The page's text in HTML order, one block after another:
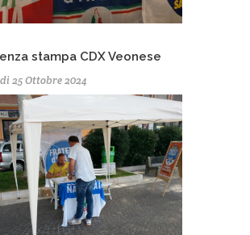
stampa CDX Veonese
25 Ottobre 2024